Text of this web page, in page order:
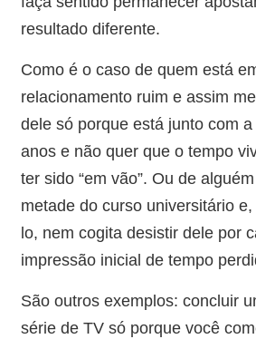
resultado diferente.
Como é o caso de quem está
relacionamento ruim e assim
dele só porque está junto com
anos e não quer que o tempo
ter sido “em vão”. Ou de
metade do curso universitário
lo, nem cogita desistir dele por
impressão inicial de tempo
São outros exemplos: concluir
série de TV só porque você